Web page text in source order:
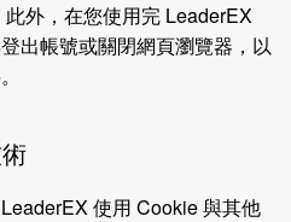
外，在您使用完 LeaderEX
出帳號或關閉網頁瀏覽器，以
使用 Cookie 與其他